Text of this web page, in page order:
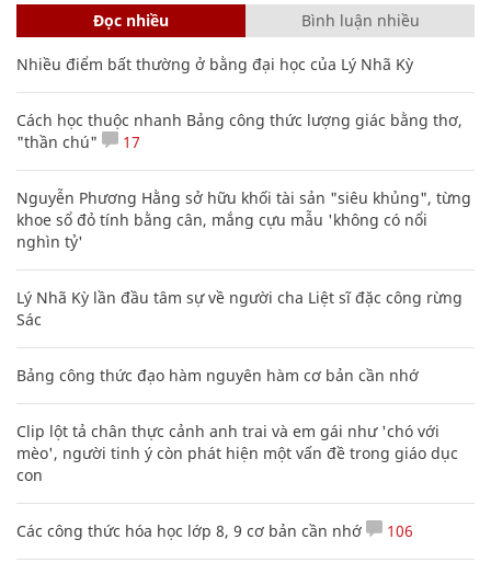
Đọc nhiều Bình luận nhiều
Nhiều điểm bất thường ở bằng đại học của Lý Nhã Kỳ
Cách học thuộc nhanh Bảng công thức lượng giác bằng thơ,
"thần chú"
17
Nguyễn Phương Hằng sở hữu khối tài sản "siêu khủng", từng
khoe sổ đỏ tính bằng cân, mắng cựu mẫu 'không có nổi
nghìn tỷ'
Lý Nhã Kỳ lần đầu tâm sự về người cha Liệt sĩ đặc công rừng
Sác
Bảng công thức đạo hàm nguyên hàm cơ bản cần nhớ
Clip lột tả chân thực cảnh anh trai và em gái như 'chó với
mèo', người tinh ý còn phát hiện một vấn đề trong giáo dục
con
Các công thức hóa học lớp 8, 9 cơ bản cần nhớ 106